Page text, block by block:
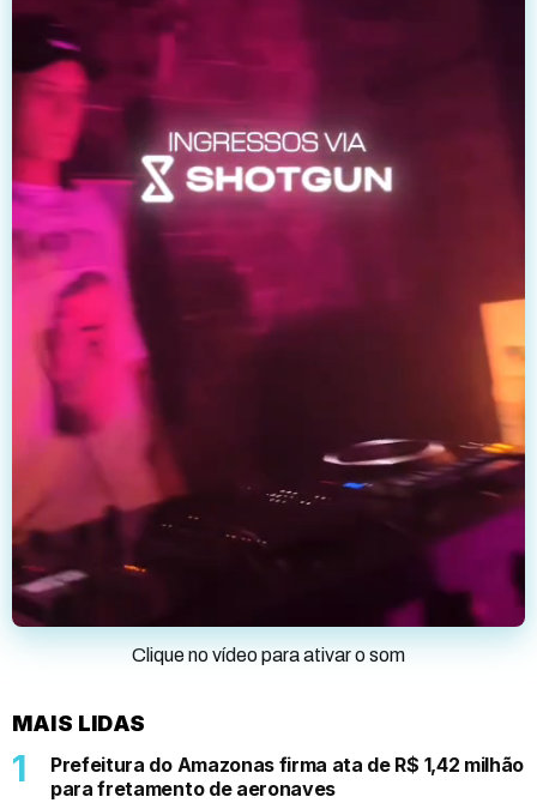
Clique no vídeo para ativar o som
MAIS LIDAS
Prefeitura do Amazonas firma ata de R$ 1,42 milhão
para fretamento de aeronaves